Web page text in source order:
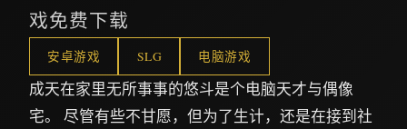
戏免费下载
安卓游戏 SLG 电脑游戏
成天在家里无所事事的悠斗是个电脑天才与偶像
宅。 尽管有些不甘愿，但为了生计，还是在接到社